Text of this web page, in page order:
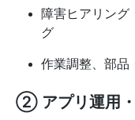
障害ヒアリング
グ
作業調整、部品
② アプリ運用